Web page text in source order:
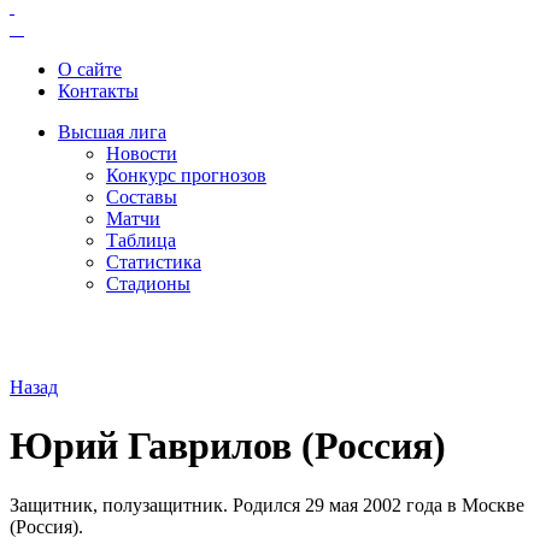
О сайте
Контакты
Высшая лига
Новости
Конкурс прогнозов
Составы
Матчи
Таблица
Статистика
Стадионы
Назад
Юрий Гаврилов (Россия)
Защитник, полузащитник. Родился 29 мая 2002 года в Москве
(Россия).